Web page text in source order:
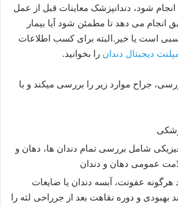
انجام شود، دندانپزشک معاینات قبل از عمل
انجام می دهد تا مطمئن شود آیا بیمار
است یا خیر.البته برای کسب اطلاعات
دیجیتال دندان را بخوانید.
جراح موارد زیر را بررسی میکند و با
فیزیکی شامل بررسی تمام دندان ها، دهان و
عمومی دهان و دندان
هرگونه عفونت، آبسه دندان یا ضایعات
بهبودی و دوره نقاهت بعد از جرراحی لثه را